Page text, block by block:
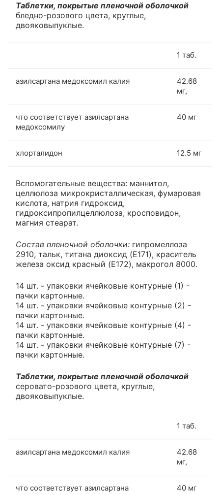
Таблетки, покрытые пленочной оболочкой
бледно-розового цвета, круглые,
двояковыпуклые.
1 таб.
азилсартана медоксомил калия
42.68
мг,
что соответствует азилсартана
медоксомилу
40 мг
хлорталидон 12.5 мг
Вспомогательные вещества: маннитол,
целлюлоза микрокристаллическая, фумаровая
кислота, натрия гидроксид,
гидроксипропилцеллюлоза, кросповидон,
магния стеарат.
Состав пленочной оболочки: гипромеллоза
2910, тальк, титана диоксид (E171), краситель
железа оксид красный (E172), макрогол 8000.
14 шт. - упаковки ячейковые контурные (1) -
пачки картонные.
14 шт. - упаковки ячейковые контурные (2) -
пачки картонные.
14 шт. - упаковки ячейковые контурные (4) -
пачки картонные.
14 шт. - упаковки ячейковые контурные (7) -
пачки картонные.
Таблетки, покрытые пленочной оболочкой
серовато-розового цвета, круглые,
двояковыпуклые.
1 таб.
азилсартана медоксомил калия
42.68
мг,
что соответствует азилсартана
40 мг